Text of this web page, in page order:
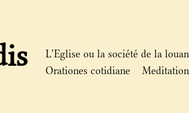
L’Eglise ou la société de la
Orationes cotidiane